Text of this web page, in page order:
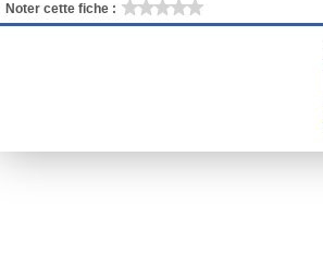
Noter cette fiche :